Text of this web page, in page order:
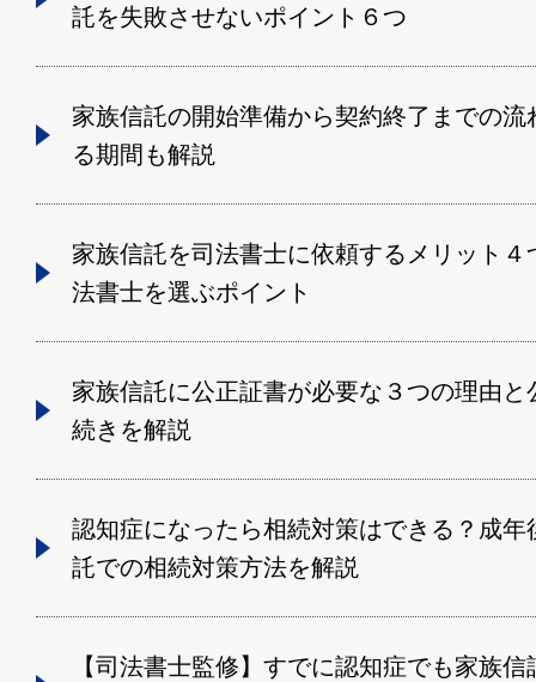
託を失敗させないポイント６つ
家族信託の開始準備から契約終了までの流
る期間も解説
家族信託を司法書士に依頼するメリット４
法書士を選ぶポイント
家族信託に公正証書が必要な３つの理由と
続きを解説
認知症になったら相続対策はできる？成年
託での相続対策方法を解説
【司法書士監修】すでに認知症でも家族